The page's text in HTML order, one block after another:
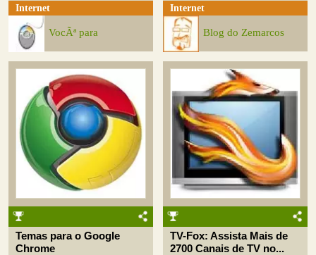
Internet
VocÃª para
Internet
Blog do Zemarcos
Temas para o Google
Chrome
TV-Fox: Assista Mais de
2700 Canais de TV no...